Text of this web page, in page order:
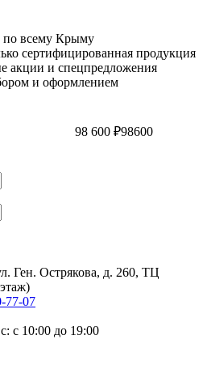
по всему Крыму
сертифицированная продукция
акции и спецпредложения
и оформлением
98 600 ₽98600
Ген. Острякова, д. 260, ТЦ
77-07
с 10:00 до 19:00